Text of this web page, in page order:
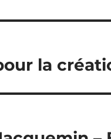
la